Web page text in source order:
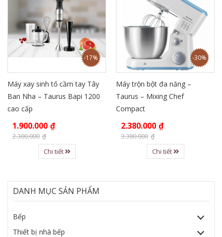
-17%
Máy xay sinh tố cầm tay Tây
Ban Nha – Taurus Bapi 1200
cao cấp
1.900.000 ₫
2.300.000 ₫
Chi tiết
-30%
Máy trộn bột đa năng –
Taurus – Mixing Chef
Compact
2.380.000 ₫
3.380.000 ₫
Chi tiết
DANH MỤC SẢN PHẨM
Bếp
Thiết bị nhà bếp